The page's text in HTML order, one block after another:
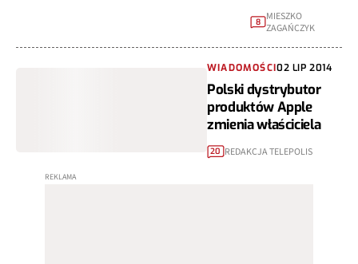
8 MIESZKO
ZAGAŃCZYK
WIADOMOŚCI02 LIP 2014
Polski dystrybutor
produktów Apple
zmienia właściciela
20 REDAKCJA TELEPOLIS